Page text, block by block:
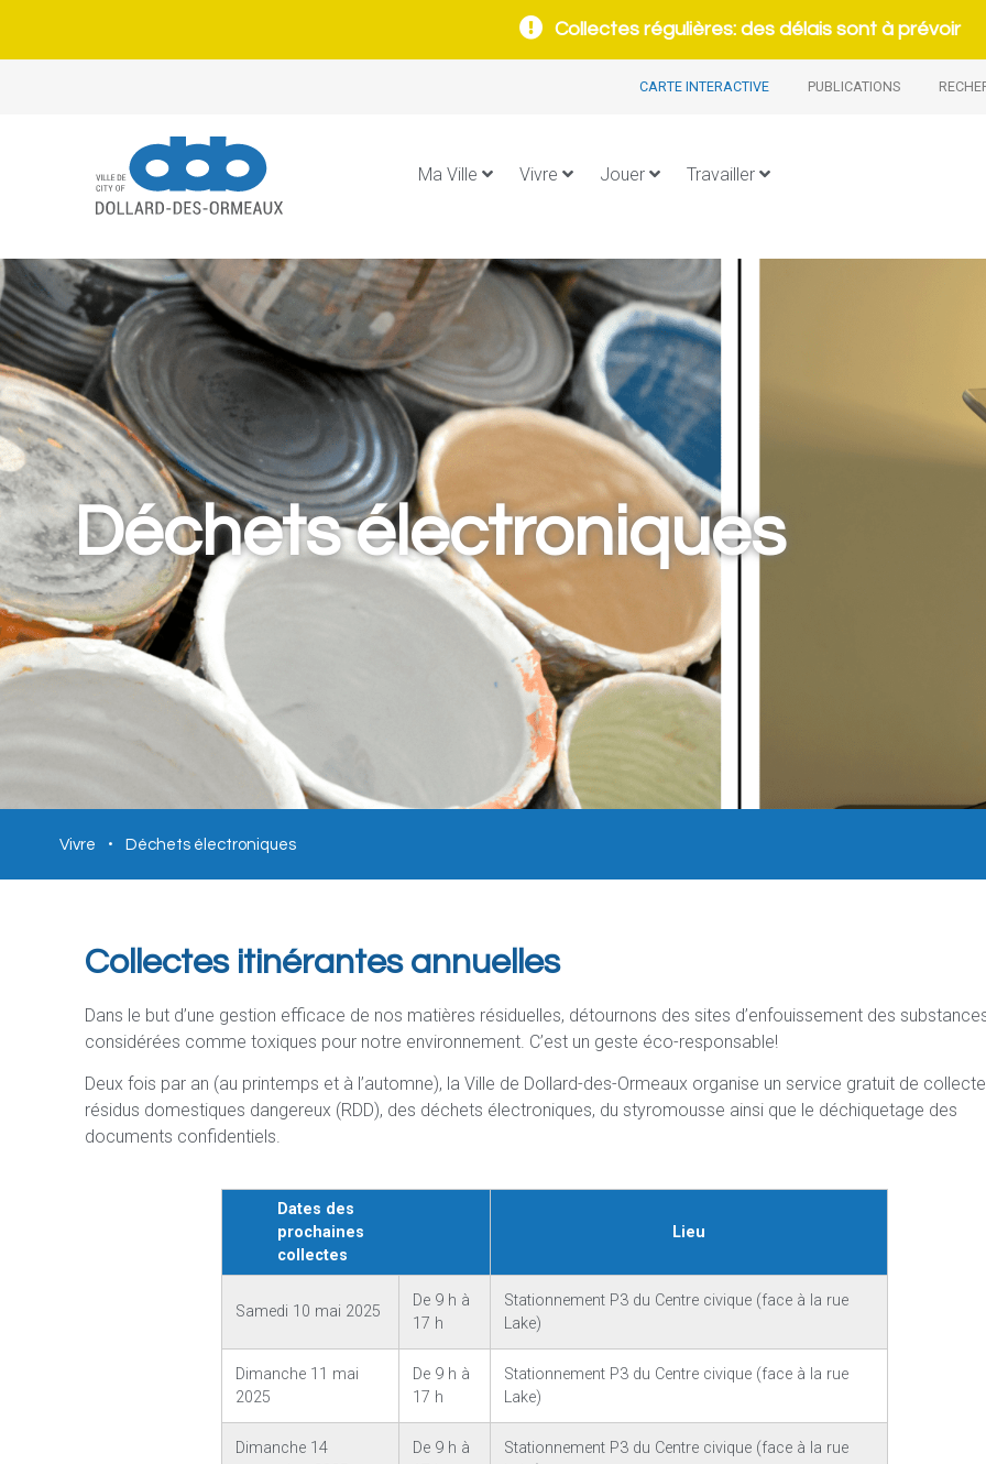
Collectes régulières: des délais sont à prévoir
CARTE INTERACTIVE PUBLICATIONS
Ma Ville Vivre Jouer Travailler
Déchets électroniques
Vivre Déchets électroniques
Collectes itinérantes annuelles
Dans le but d’une gestion efficace de nos matières résiduelles, détournons des sites d’enfouissement des
considérées comme toxiques pour notre environnement. C’est un geste éco-responsable!
Deux fois par an (au printemps et à l’automne), la Ville de Dollard-des-Ormeaux organise un service gratuit de
résidus domestiques dangereux (RDD), des déchets électroniques, du styromousse ainsi que le déchiquetage des
documents confidentiels.
Dates des
prochaines
collectes
Lieu
Samedi 10 mai 2025
De 9 h à
17 h
Stationnement P3 du Centre civique (face à la rue
Lake)
Dimanche 11 mai
2025
De 9 h à
17 h
Stationnement P3 du Centre civique (face à la rue
Lake)
Dimanche 14
De 9 h à
Stationnement P3 du Centre civique (face à la rue